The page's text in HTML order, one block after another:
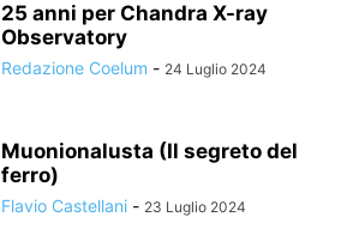
25 anni per Chandra X-ray
Observatory
Redazione Coelum - 24 Luglio 2024
Muonionalusta (Il segreto del
ferro)
Flavio Castellani - 23 Luglio 2024